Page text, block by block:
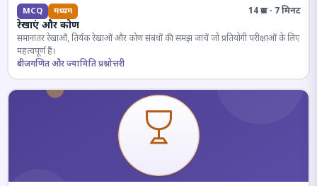
MCQ मध्यम 14 प्रश्न · 7 मिनट
रेखाएं और कोण
समानांतर रेखाओं, तिर्यक रेखाओं और कोण संबंधों की समझ जांचें जो प्रतियोगी परीक्षाओं के लिए
महत्वपूर्ण हैं।
बीजगणित और ज्यामिति प्रश्नोत्तरी